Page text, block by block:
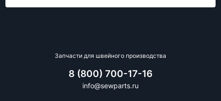
Запчасти для швейного производства
8 (800) 700-17-16
info@sewparts.ru